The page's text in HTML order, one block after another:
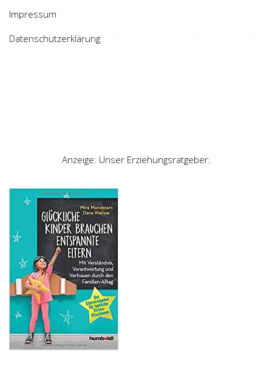
Impressum
Datenschutzerklärung
Anzeige: Unser Erziehungsratgeber: